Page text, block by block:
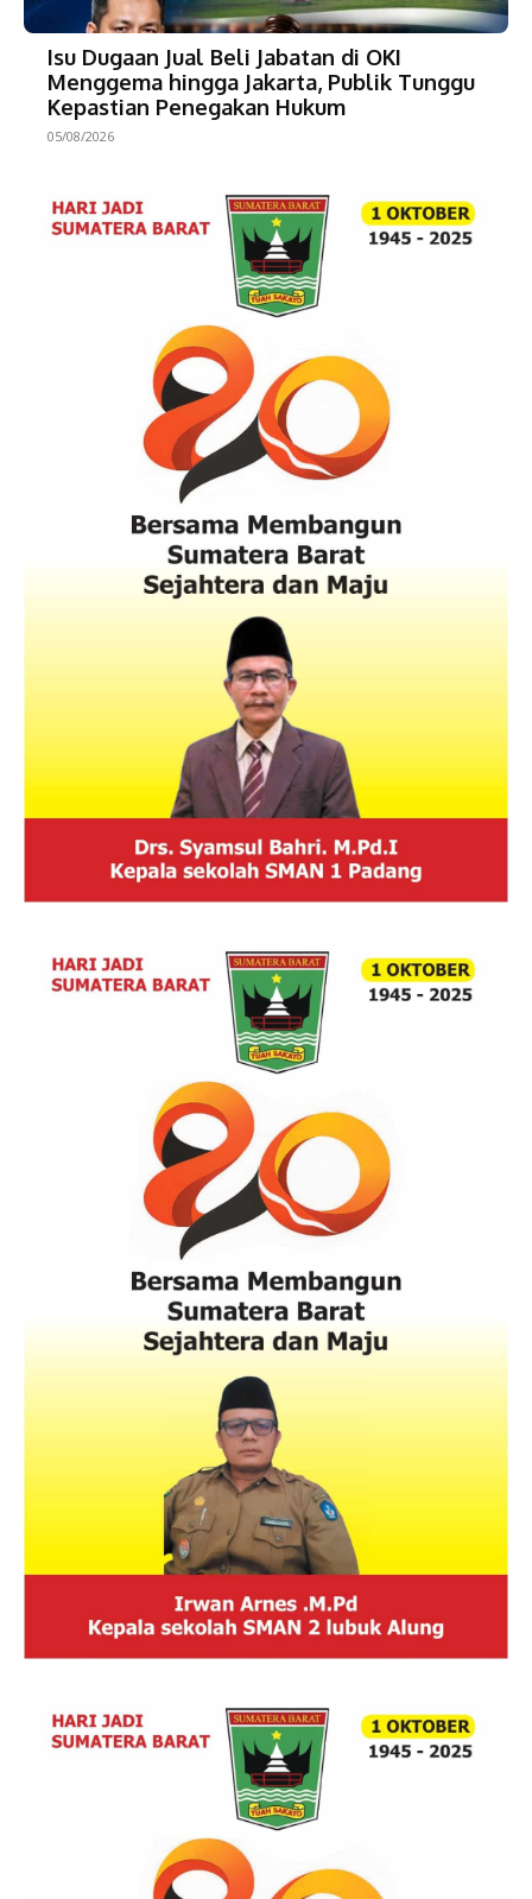
Isu Dugaan Jual Beli Jabatan di OKI
Menggema hingga Jakarta, Publik Tunggu
Kepastian Penegakan Hukum
05/08/2026